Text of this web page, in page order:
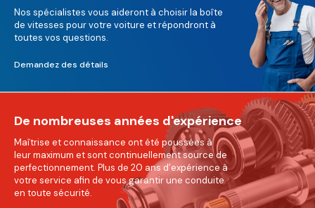
Nos spécialistes vous aideront à choisir la boîte
de vitesses pour votre voiture et répondront à
toutes vos questions.
Demandez des détails
De nombreuses années d'expérience
Maîtrise et connaissance ont été poussées à
leur maximum et sont continuellement source de
perfectionnement. Plus de 20 ans d’expérience à
votre service afin de vous garantir une conduite
en toute sécurité.